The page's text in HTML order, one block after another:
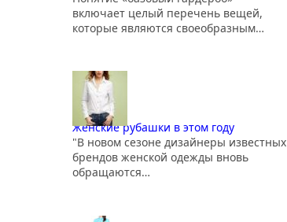
включает целый перечень вещей,
которые являются своеобразным…
Женские рубашки в этом году
"В новом сезоне дизайнеры известных
брендов женской одежды вновь
обращаются…